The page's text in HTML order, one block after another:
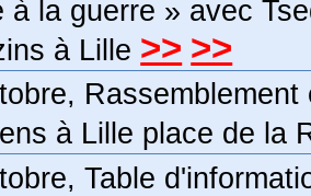
à la guerre » avec
à Lille >> >>
à Lille place de la
Table